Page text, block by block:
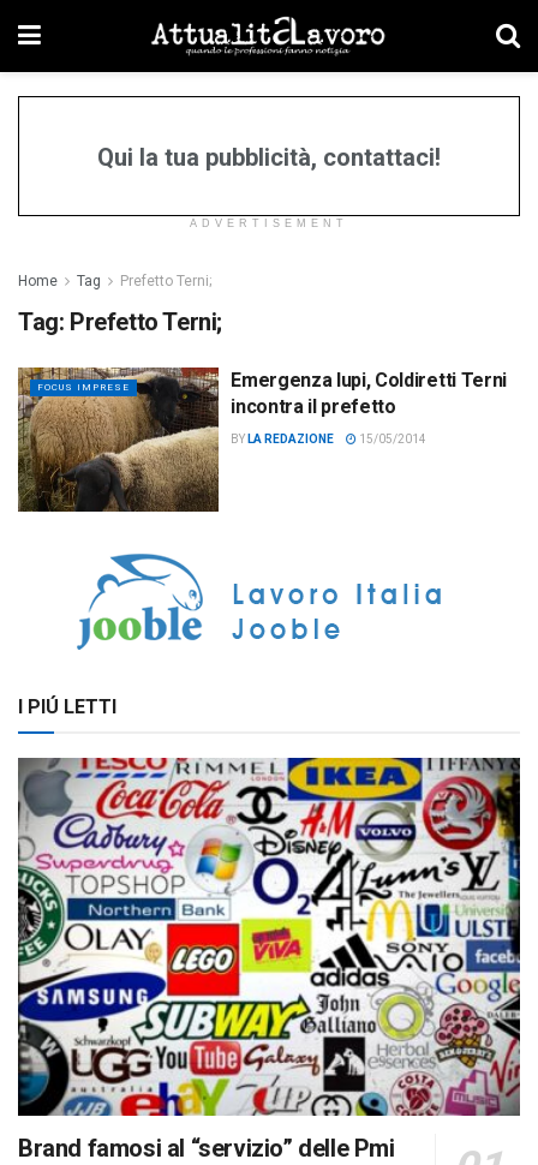
Qui la tua pubblicità, contattaci!
ADVERTISEMENT
Home Tag Prefetto Terni;
Tag: Prefetto Terni;
FOCUS IMPRESE
Emergenza lupi, Coldiretti Terni
incontra il prefetto
BY LA REDAZIONE 15/05/2014
I PIÚ LETTI
Brand famosi al “servizio” delle Pmi